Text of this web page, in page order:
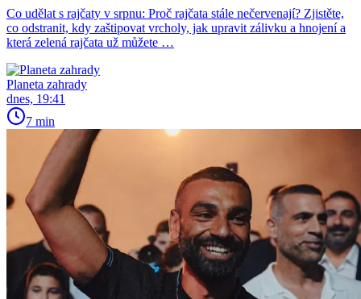
Co udělat s rajčaty v srpnu: Proč rajčata stále nečervenají? Zjistěte,
co odstranit, kdy zaštipovat vrcholy, jak upravit zálivku a hnojení a
která zelená rajčata už můžete …
Planeta zahrady
dnes, 19:41
7 min